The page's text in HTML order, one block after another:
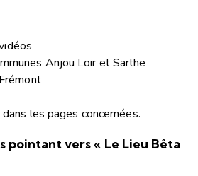
Anjou Loir et Sarthe
les pages concernées.
pointant vers « Le Lieu Bêta